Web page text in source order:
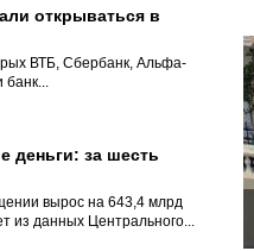
открываться в
ВТБ, Сбербанк, Альфа-
банк...
деньги: за шесть
вырос на 643,4 млрд
из данных Центрального...